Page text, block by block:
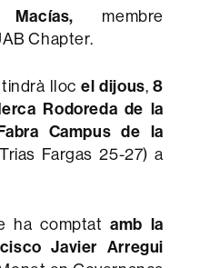
membre
Chapter.
lloc el dijous, 8
Rodoreda de la
Campus de la
Fargas 25-27) a
ha comptatamb la
Javier Arregui